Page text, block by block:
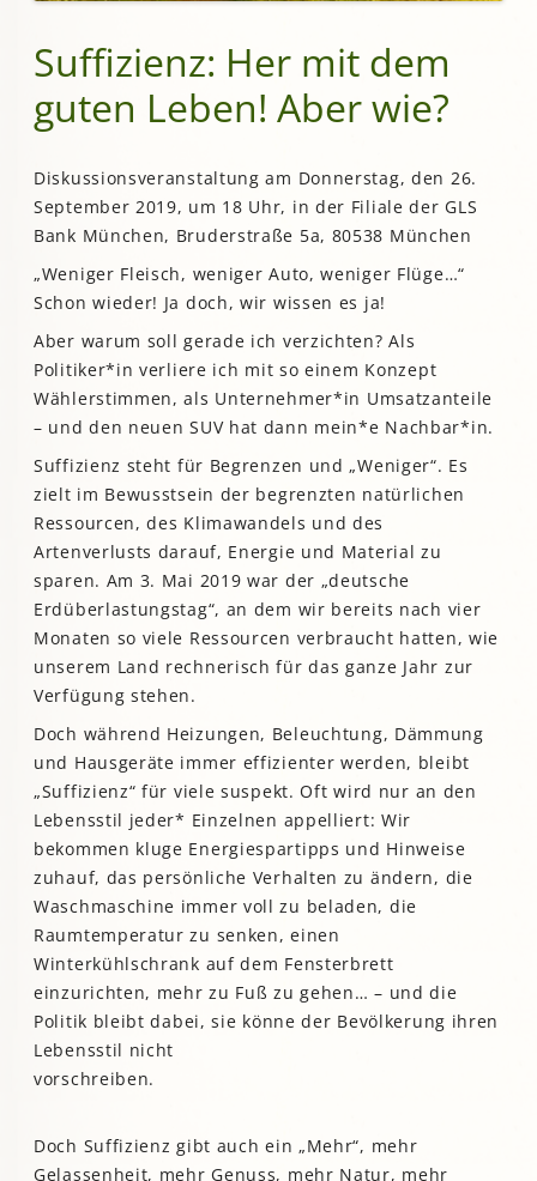
Suffizienz: Her mit dem
guten Leben! Aber wie?
Diskussionsveranstaltung am Donnerstag, den 26.
September 2019, um 18 Uhr, in der Filiale der GLS
Bank München, Bruderstraße 5a, 80538 München
„Weniger Fleisch, weniger Auto, weniger Flüge…“
Schon wieder! Ja doch, wir wissen es ja!
Aber warum soll gerade ich verzichten? Als
Politiker*in verliere ich mit so einem Konzept
Wählerstimmen, als Unternehmer*in Umsatzanteile
– und den neuen SUV hat dann mein*e Nachbar*in.
Suffizienz steht für Begrenzen und „Weniger“. Es
zielt im Bewusstsein der begrenzten natürlichen
Ressourcen, des Klimawandels und des
Artenverlusts darauf, Energie und Material zu
sparen. Am 3. Mai 2019 war der „deutsche
Erdüberlastungstag“, an dem wir bereits nach vier
Monaten so viele Ressourcen verbraucht hatten, wie
unserem Land rechnerisch für das ganze Jahr zur
Verfügung stehen.
Doch während Heizungen, Beleuchtung, Dämmung
und Hausgeräte immer effizienter werden, bleibt
„Suffizienz“ für viele suspekt. Oft wird nur an den
Lebensstil jeder* Einzelnen appelliert: Wir
bekommen kluge Energiespartipps und Hinweise
zuhauf, das persönliche Verhalten zu ändern, die
Waschmaschine immer voll zu beladen, die
Raumtemperatur zu senken, einen
Winterkühlschrank auf dem Fensterbrett
einzurichten, mehr zu Fuß zu gehen… – und die
Politik bleibt dabei, sie könne der Bevölkerung ihren
Lebensstil nicht
vorschreiben.
Doch Suffizienz gibt auch ein „Mehr“, mehr
Gelassenheit, mehr Genuss, mehr Natur, mehr